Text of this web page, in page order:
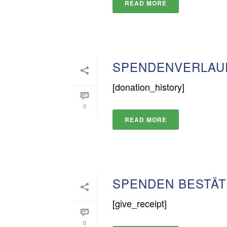
READ MORE
0
[donation_history]
READ MORE
0
SPENDEN
[give_receipt]